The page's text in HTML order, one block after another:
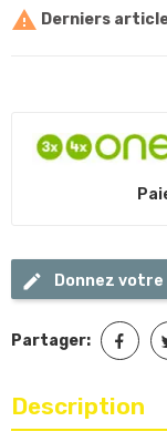
 Derniers
Donnez votre
Partager:
Description